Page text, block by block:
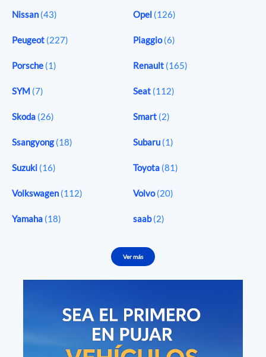
Nissan (43) Opel (126)
Peugeot (227) Piaggio(6)
Porsche (1) Renault (165)
SYM (7) Seat (112)
Skoda (26) Smart (2)
Ssangyong (18) Subaru (1)
Suzuki (16) Toyota (81)
Volkswagen (112) Volvo(20)
Yamaha (18) saab(2)
Ver más